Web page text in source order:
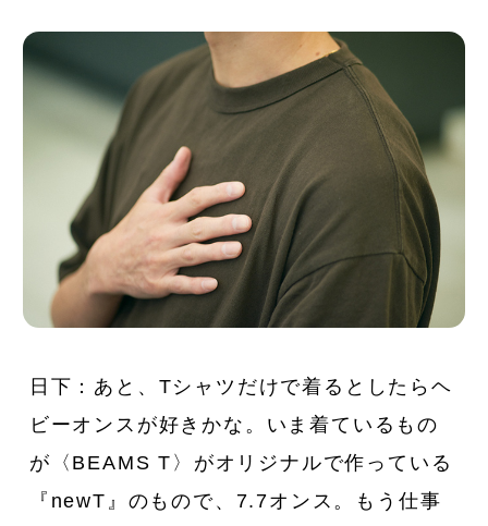
日下：あと、Tシャツだけで着るとしたらヘ
ビーオンスが好きかな。いま着ているもの
が〈BEAMS T〉がオリジナルで作っている
『newT』のもので、7.7オンス。もう仕事